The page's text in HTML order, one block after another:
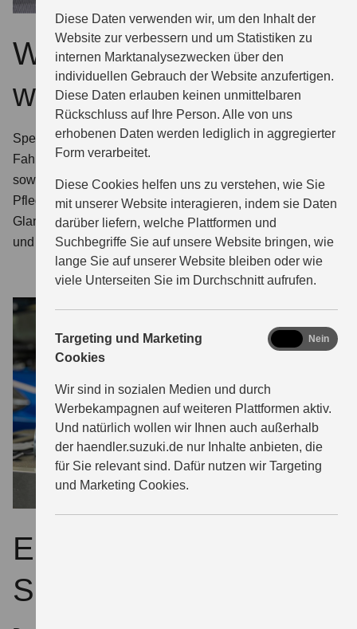
Diese Daten verwenden wir, um den Inhalt der
Website zur verbessern und um Statistiken zu
internen Marktanalysezwecken über den
individuellen Gebrauch der Website anzufertigen.
Diese Daten erlauben keinen unmittelbaren
Rückschluss auf Ihre Person. Alle von uns
erhobenen Daten werden lediglich in aggregierter
Form verarbeitet.
Diese Cookies helfen uns zu verstehen, wie Sie
mit unserer Website interagieren, indem sie Daten
darüber liefern, welche Plattformen und
Suchbegriffe Sie auf unsere Website bringen, wie
lange Sie auf unserer Website bleiben oder wie
viele Unterseiten Sie im Durchschnitt aufrufen.
Targeting und Marketing
Cookies
Wir sind in sozialen Medien und durch
Werbekampagnen auf weiteren Plattformen aktiv.
Und natürlich wollen wir Ihnen auch außerhalb
der haendler.suzuki.de nur Inhalte anbieten, die
für Sie relevant sind. Dafür nutzen wir Targeting
und Marketing Cookies.
marketing
Nein
Warum ECSTAR
wählen?
Speziell für Suzuki entwickelt. Bei uns finden Sie für jeden
Fahrzeugtyp das optimal geeignete ECSTAR Motoröl
sowie die komplette Serie zertifizierter ECSTAR
Pflegemittel: Glasreiniger, Insektenentferner, Enteiser,
Glanzspray, Innenraumreiniger, Felgenreiniger, Bremsen-
und Teilereiniger.
ECSTAR – extra für
Suzuki